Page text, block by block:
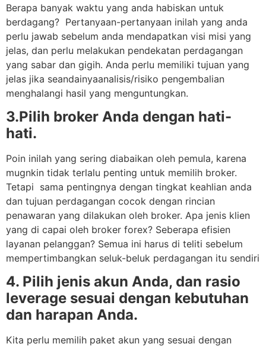
Berapa banyak waktu yang anda habiskan untuk
berdagang? Pertanyaan-pertanyaan inilah yang anda
perlu jawab sebelum anda mendapatkan visi misi yang
jelas, dan perlu melakukan pendekatan perdagangan
yang sabar dan gigih. Anda perlu memiliki tujuan yang
jelas jika seandainyaanalisis/risiko pengembalian
menghalangi hasil yang menguntungkan.
3.Pilih broker Anda dengan hati-
hati.
Poin inilah yang sering diabaikan oleh pemula, karena
mugnkin tidak terlalu penting untuk memilih broker.
Tetapi sama pentingnya dengan tingkat keahlian anda
dan tujuan perdagangan cocok dengan rincian
penawaran yang dilakukan oleh broker. Apa jenis klien
yang di capai oleh broker forex? Seberapa efisien
layanan pelanggan? Semua ini harus di teliti sebelum
mempertimbangkan seluk-beluk perdagangan itu sendiri
4. Pilih jenis akun Anda, dan rasio
leverage sesuai dengan kebutuhan
dan harapan Anda.
Kita perlu memilih paket akun yang sesuai dengan